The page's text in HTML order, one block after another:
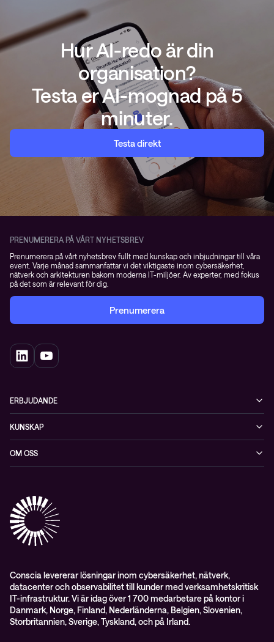
Hur AI-redo är din
organisation?
Testa er AI-mognad på 5
minuter.
Testa direkt
PRENUMERERA PÅ VÅRT NYHETSBREV
Prenumerera på vårt nyhetsbrev fullt med kunskap och inbjudningar till våra
event. Varje månad sammanfattar vi det viktigaste inom cybersäkerhet,
nätverk och arkitekturen bakom moderna IT-miljöer. Av experter, med fokus
på det som är relevant för dig.
Prenumerera
ERBJUDANDE
Datacenter & moln
Nätverk & WiFi
KUNSKAP
Event
Whitepapers & guider
OM OSS
Kontakt
Pressnyheter
Conscia levererar lösningar inom cybersäkerhet, nätverk,
datacenter och observabilitet till kunder med verksamhetskritisk
IT-infrastruktur. Vi är idag över 1 700 medarbetare på kontor i
Danmark, Norge, Finland, Nederländerna, Belgien, Slovenien,
Storbritannien, Sverige, Tyskland, och på Irland.